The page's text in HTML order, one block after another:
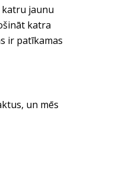
katru jaunu
katra
ir patīkamas
un mēs